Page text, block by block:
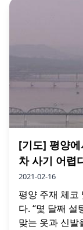
[기도] 평양
차 사기 어렵
2021-02-16
평양 주재 체코
다. “몇 달째 설
맞는 옷과 신발